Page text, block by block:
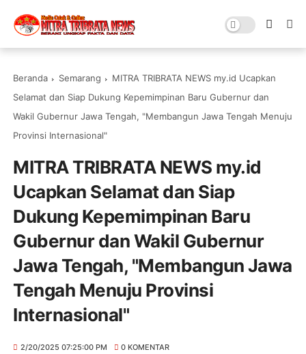
Beranda Semarang
MITRA TRIBRATA NEWS my.id Ucapkan
Selamat dan Siap Dukung Kepemimpinan Baru Gubernur dan
Wakil Gubernur Jawa Tengah, "Membangun Jawa Tengah Menuju
Provinsi Internasional"
MITRA TRIBRATA NEWS my.id
Ucapkan Selamat dan Siap
Dukung Kepemimpinan Baru
Gubernur dan Wakil Gubernur
Jawa Tengah, "Membangun Jawa
Tengah Menuju Provinsi
Internasional"
2/20/2025 07:25:00 PM 0 KOMENTAR